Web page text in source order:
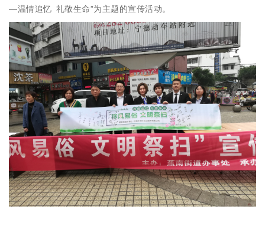
—温情追忆 礼敬生命”为主题的宣传活动。